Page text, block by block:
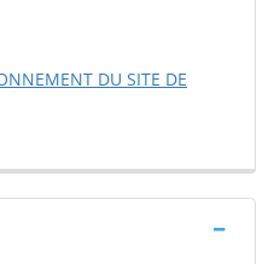
DU SITE DE